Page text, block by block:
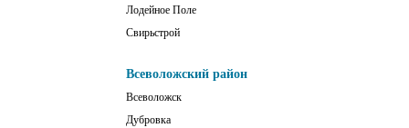
Лодейное Поле
Свирьстрой
Всеволожский район
Всеволожск
Дубровка